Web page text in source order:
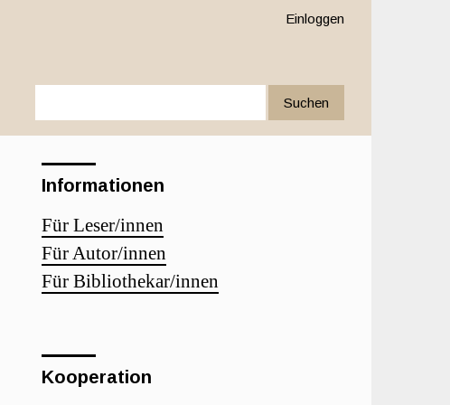
Einloggen
Suchen
Informationen
Für Leser/innen
Für Autor/innen
Für Bibliothekar/innen
Kooperation